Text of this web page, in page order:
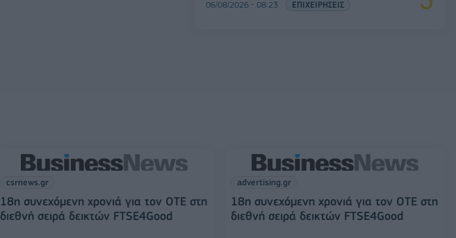
06/08/2026 - 08:23 ΕΠΙΧΕΙΡΗΣΕΙΣ
csrnews.gr
18η συνεχόμενη χρονιά για τον ΟΤΕ στη
διεθνή σειρά δεικτών FTSE4Good
advertising.gr
18η συνεχόμενη χρονιά για τον ΟΤΕ στη
διεθνή σειρά δεικτών FTSE4Good